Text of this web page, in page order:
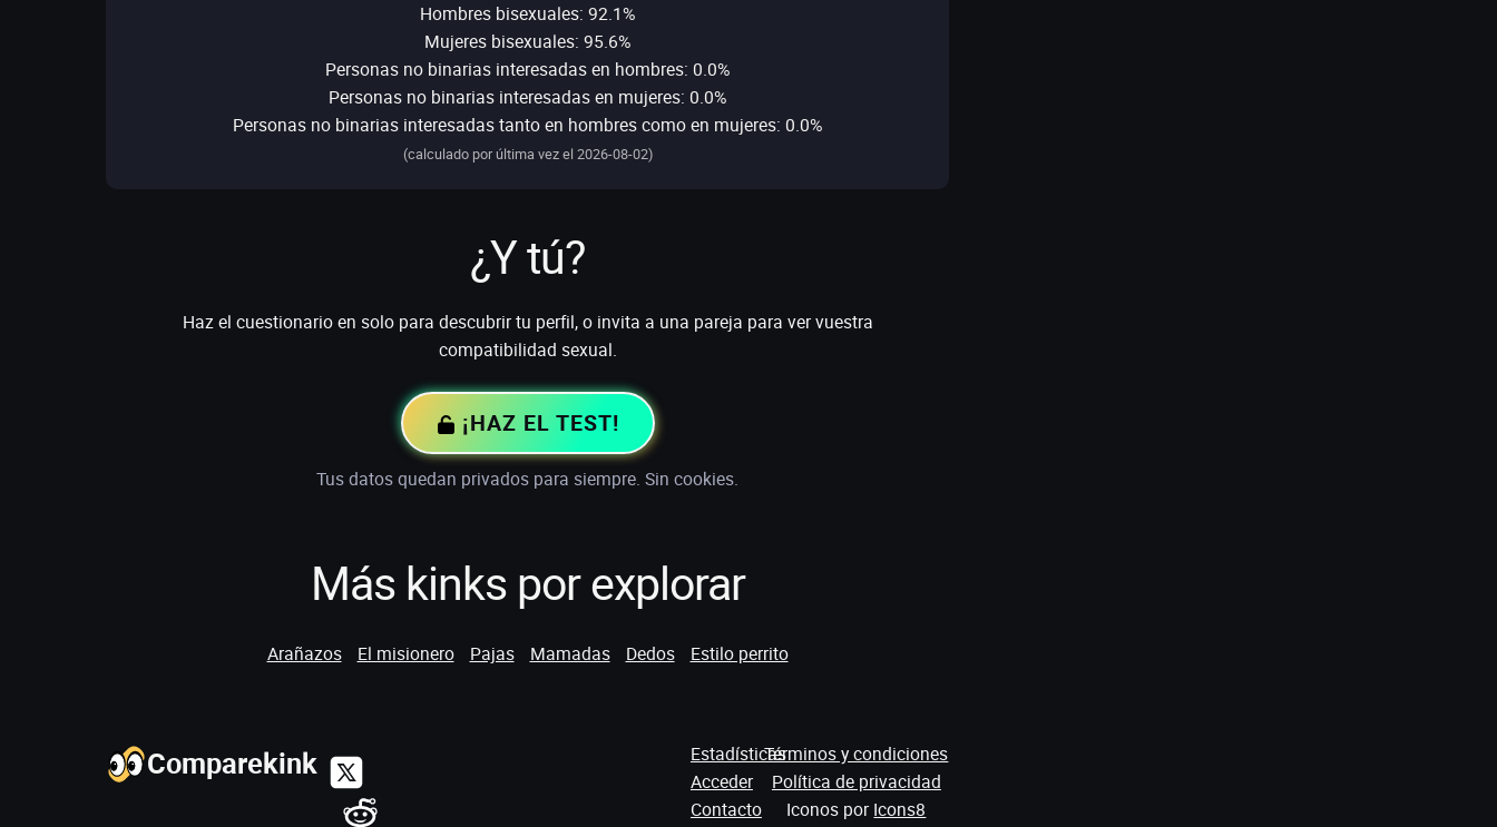
Hombres bisexuales: 92.1%
Mujeres bisexuales: 95.6%
Personas no binarias interesadas en hombres: 0.0%
Personas no binarias interesadas en mujeres: 0.0%
Personas no binarias interesadas tanto en hombres como en mujeres: 0.0%
(calculado por última vez el 2026-08-02)
¿Y tú?
Haz el cuestionario en solo para descubrir tu perfil, o invita a una pareja para ver vuestra
compatibilidad sexual.
¡HAZ EL TEST!
Tus datos quedan privados para siempre. Sin cookies.
Más kinks por explorar
Arañazos El misionero Pajas Mamadas Dedos Estilo perrito
Comparekink
Estadísticas
Acceder
Contacto
Términos y condiciones
Política de privacidad
Iconos por Icons8